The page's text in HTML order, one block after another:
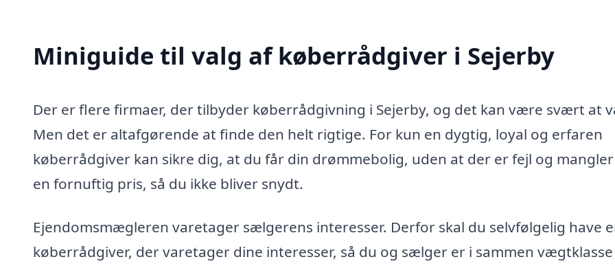
Miniguide til valg af køberrådgiver i Sejerby
Der er flere firmaer, der tilbyder køberrådgivning i Sejerby, og det kan være svært at
Men det er altafgørende at finde den helt rigtige. For kun en dygtig, loyal og erfaren
køberrådgiver kan sikre dig, at du får din drømmebolig, uden at der er fejl og
en fornuftig pris, så du ikke bliver snydt.
Ejendomsmægleren varetager sælgerens interesser. Derfor skal du selvfølgelig have
køberrådgiver, der varetager dine interesser, så du og sælger er i sammen